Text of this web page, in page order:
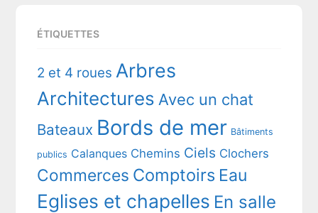
ÉTIQUETTES
2 et 4 roues Arbres
Architectures Avec un chat
Bateaux Bords de mer Bâtiments
publics Calanques Chemins Ciels Clochers
Commerces Comptoirs Eau
Eglises et chapelles En salle